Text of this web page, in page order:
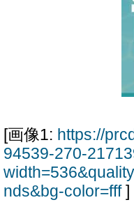
[画像1: https://
94539-270-
nds&bg-color=fff]